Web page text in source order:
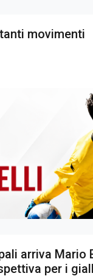
movimenti
arriva Mario
per i